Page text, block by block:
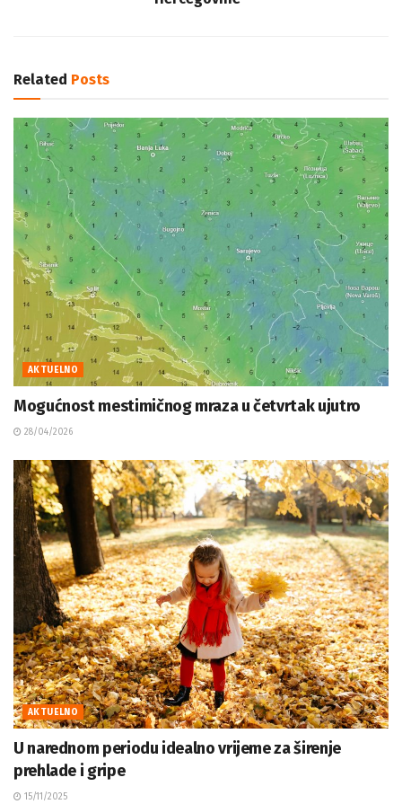
Related Posts
AKTUELNO
Mogućnost mestimičnog mraza u četvrtak ujutro
28/04/2026
AKTUELNO
U narednom periodu idealno vrijeme za širenje
prehlade i gripe
15/11/2025